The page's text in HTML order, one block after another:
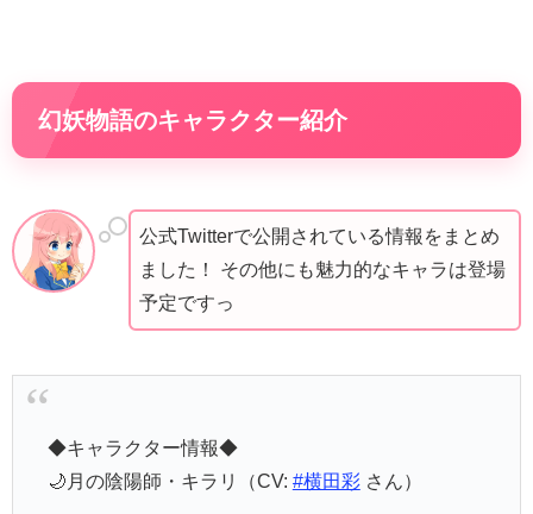
幻妖物語のキャラクター紹介
公式Twitterで公開されている情報をまとめ
ました！ その他にも魅力的なキャラは登場
予定ですっ
🌙月の陰陽師・キラリ（CV: